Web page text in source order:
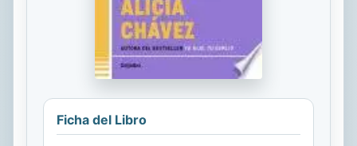
Ficha del Libro